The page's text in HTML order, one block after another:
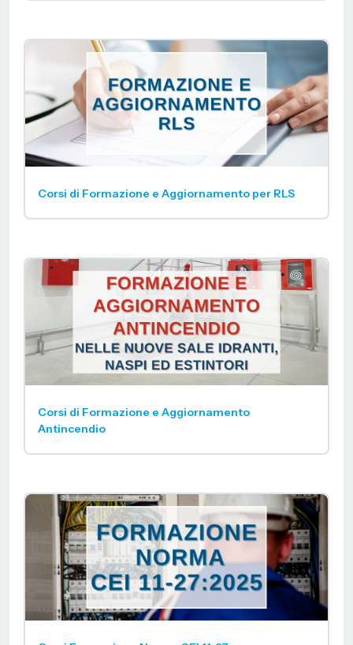
Corsi di Formazione e Aggiornamento per RLS
Corsi di Formazione e Aggiornamento
Antincendio